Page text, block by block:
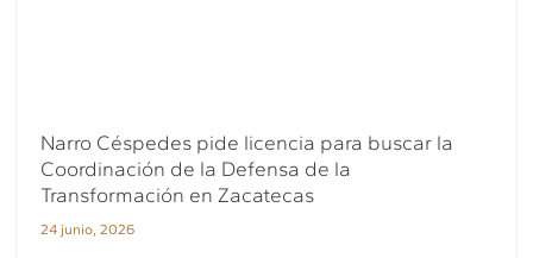
Narro Céspedes pide licencia para buscar la
Coordinación de la Defensa de la
Transformación en Zacatecas
24 junio, 2026